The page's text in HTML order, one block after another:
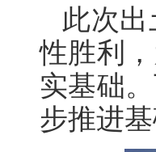
此次
性胜利
实基础
步推进